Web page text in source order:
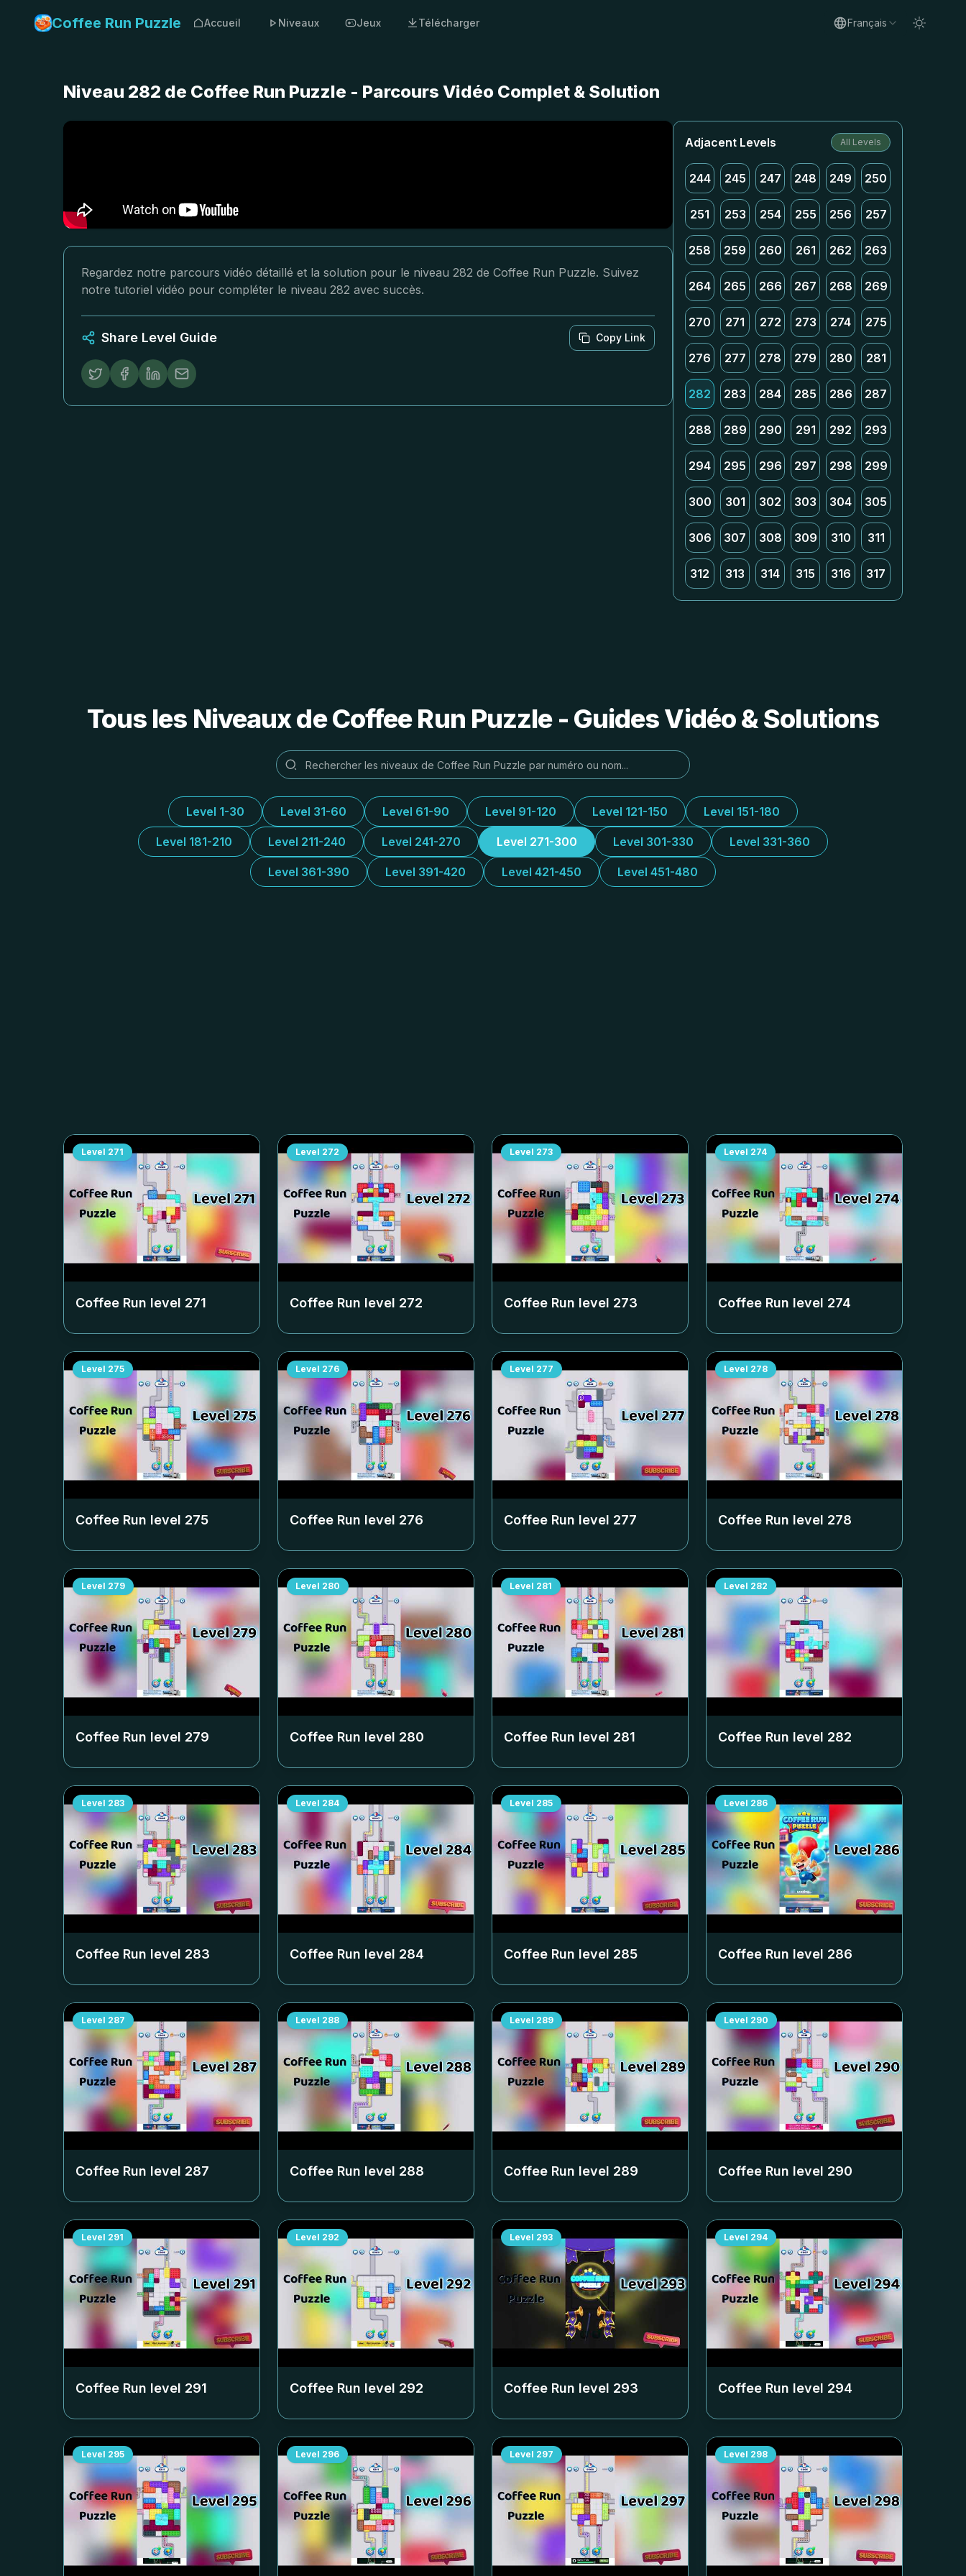
Coffee Run Puzzle Accueil Niveaux Jeux Télécharger Français
Niveau 282 de Coffee Run Puzzle - Parcours Vidéo Complet & Solution
Regardez notre parcours vidéo détaillé et la solution pour le niveau 282 de Coffee Run Puzzle. Suivez
notre tutoriel vidéo pour compléter le niveau 282 avec succès.
Share Level Guide Copy Link
Adjacent Levels All Levels
244 245 247 248 249 250
251 253 254 255 256 257
258 259 260 261 262 263
264 265 266 267 268 269
270 271 272 273 274 275
276 277 278 279 280 281
282 283 284 285 286 287
288 289 290 291 292 293
294 295 296 297 298 299
300 301 302 303 304 305
306 307 308 309 310 311
312 313 314 315 316 317
Tous les Niveaux de Coffee Run Puzzle - Guides Vidéo & Solutions
Level 1-30 Level 31-60 Level 61-90 Level 91-120 Level 121-150 Level 151-180
Level 181-210 Level 211-240 Level 241-270 Level 271-300 Level 301-330 Level 331-360
Level 361-390 Level 391-420 Level 421-450 Level 451-480
Level 271
Coffee Run level 271
Level 272
Coffee Run level 272
Level 273
Coffee Run level 273
Level 274
Coffee Run level 274
Level 275
Coffee Run level 275
Level 276
Coffee Run level 276
Level 277
Coffee Run level 277
Level 278
Coffee Run level 278
Level 279
Coffee Run level 279
Level 280
Coffee Run level 280
Level 281
Coffee Run level 281
Level 282
Coffee Run level 282
Level 283
Coffee Run level 283
Level 284
Coffee Run level 284
Level 285
Coffee Run level 285
Level 286
Coffee Run level 286
Level 287
Coffee Run level 287
Level 288
Coffee Run level 288
Level 289
Coffee Run level 289
Level 290
Coffee Run level 290
Level 291
Coffee Run level 291
Level 292
Coffee Run level 292
Level 293
Coffee Run level 293
Level 294
Coffee Run level 294
Level 295 Level 296 Level 297 Level 298